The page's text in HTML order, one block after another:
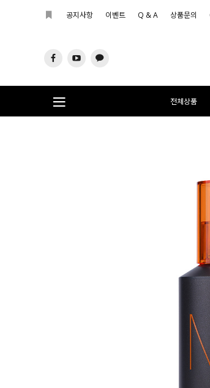
공지사항 이벤트 Q & A 상품문의
전체상품